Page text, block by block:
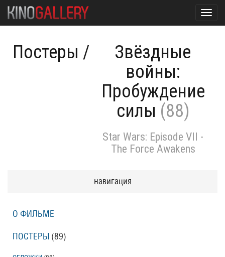
Постеры /
Звёздные
войны:
Пробуждение
силы (88)
Star Wars: Episode VII -
The Force Awakens
навигация
О ФИЛЬМЕ
ПОСТЕРЫ (89)